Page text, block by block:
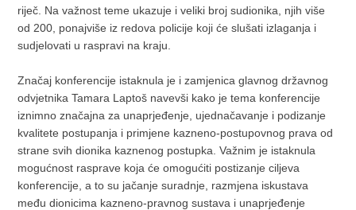
riječ. Na važnost teme ukazuje i veliki broj sudionika, njih više
od 200, ponajviše iz redova policije koji će slušati izlaganja i
sudjelovati u raspravi na kraju.
Značaj konferencije istaknula je i zamjenica glavnog državnog
odvjetnika Tamara Laptoš navevši kako je tema konferencije
iznimno značajna za unaprjeđenje, ujednačavanje i podizanje
kvalitete postupanja i primjene kazneno-postupovnog prava od
strane svih dionika kaznenog postupka. Važnim je istaknula
mogućnost rasprave koja će omogućiti postizanje ciljeva
konferencije, a to su jačanje suradnje, razmjena iskustava
među dionicima kazneno-pravnog sustava i unaprjeđenje